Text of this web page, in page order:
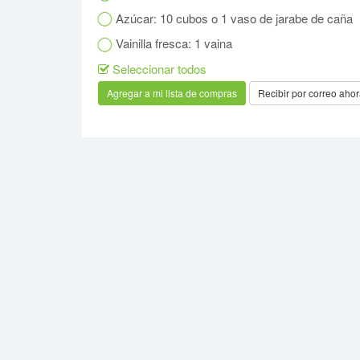
Azúcar: 10 cubos o 1 vaso de jarabe de caña
Vainilla fresca: 1 vaina
Seleccionar todos
Recibir por correo